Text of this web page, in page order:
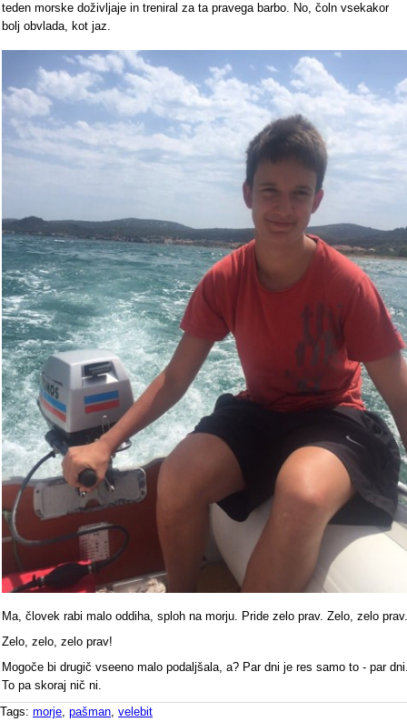
teden morske doživljaje in treniral za ta pravega barbo. No, čoln vsekakor
bolj obvlada, kot jaz.
Ma, človek rabi malo oddiha, sploh na morju. Pride zelo prav. Zelo, zelo prav.
Zelo, zelo, zelo prav!
Mogoče bi drugič vseeno malo podaljšala, a? Par dni je res samo to - par
To pa skoraj nič ni.
Tags: morje, pašman, velebit